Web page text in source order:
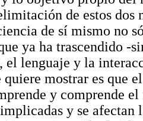
de estos
de sí mismo no
ya ha trascendido -
el lenguaje y la
mostrar es que
y comprende
y se afectan